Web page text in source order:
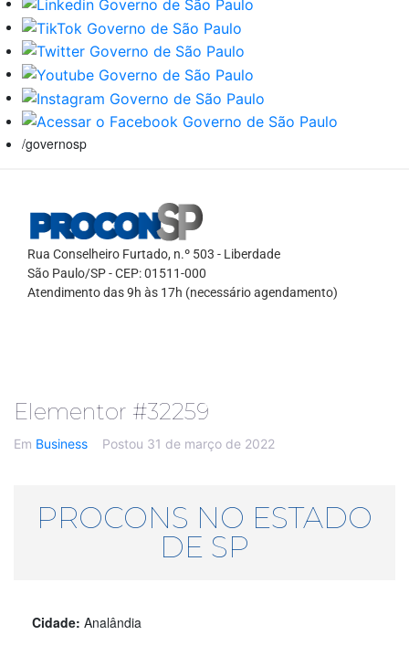
/governosp
Rua Conselheiro Furtado, n.º 503 - Liberdade
São Paulo/SP - CEP: 01511-000
Atendimento das 9h às 17h (necessário agendamento)
Elementor #32259
Em Business Postou 31 de março de 2022
PROCONS NO ESTADO
DE SP
Cidade: Analândia